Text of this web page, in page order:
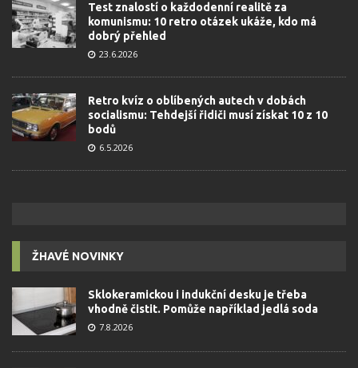
Test znalostí o každodenní realitě za
komunismu: 10 retro otázek ukáže, kdo má
dobrý přehled
23.6.2026
Retro kvíz o oblíbených autech v dobách
socialismu: Tehdejší řidiči musí získat 10 z 10
bodů
6.5.2026
ŽHAVÉ NOVINKY
Sklokeramickou i indukční desku je třeba
vhodně čistit. Pomůže například jedlá soda
7.8.2026